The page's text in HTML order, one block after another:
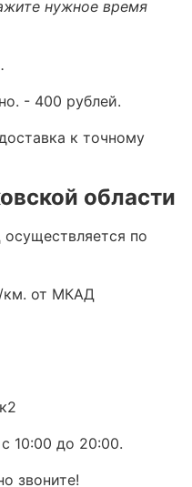
нужное время
- 400 рублей.
к точному
области
по
км. от МКАД
10:00 до 20:00.
звоните!